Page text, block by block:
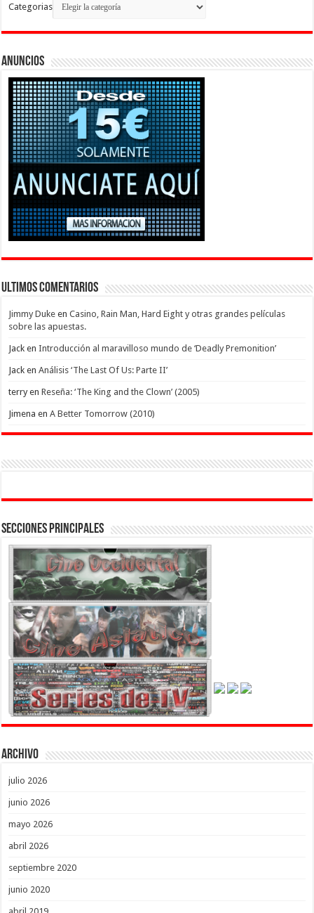
Categorias
Anuncios
Ultimos Comentarios
Jimmy Duke enCasino, Rain Man, Hard Eight y otras grandes películas
sobre las apuestas.
Jack enIntroducción al maravilloso mundo de ‘Deadly Premonition’
Jack enAnálisis ‘The Last Of Us: Parte II’
terryenReseña: ‘The King and the Clown’ (2005)
Jimena enA Better Tomorrow (2010)
Secciones Principales
Archivo
julio 2026
junio 2026
mayo 2026
abril 2026
septiembre 2020
junio 2020